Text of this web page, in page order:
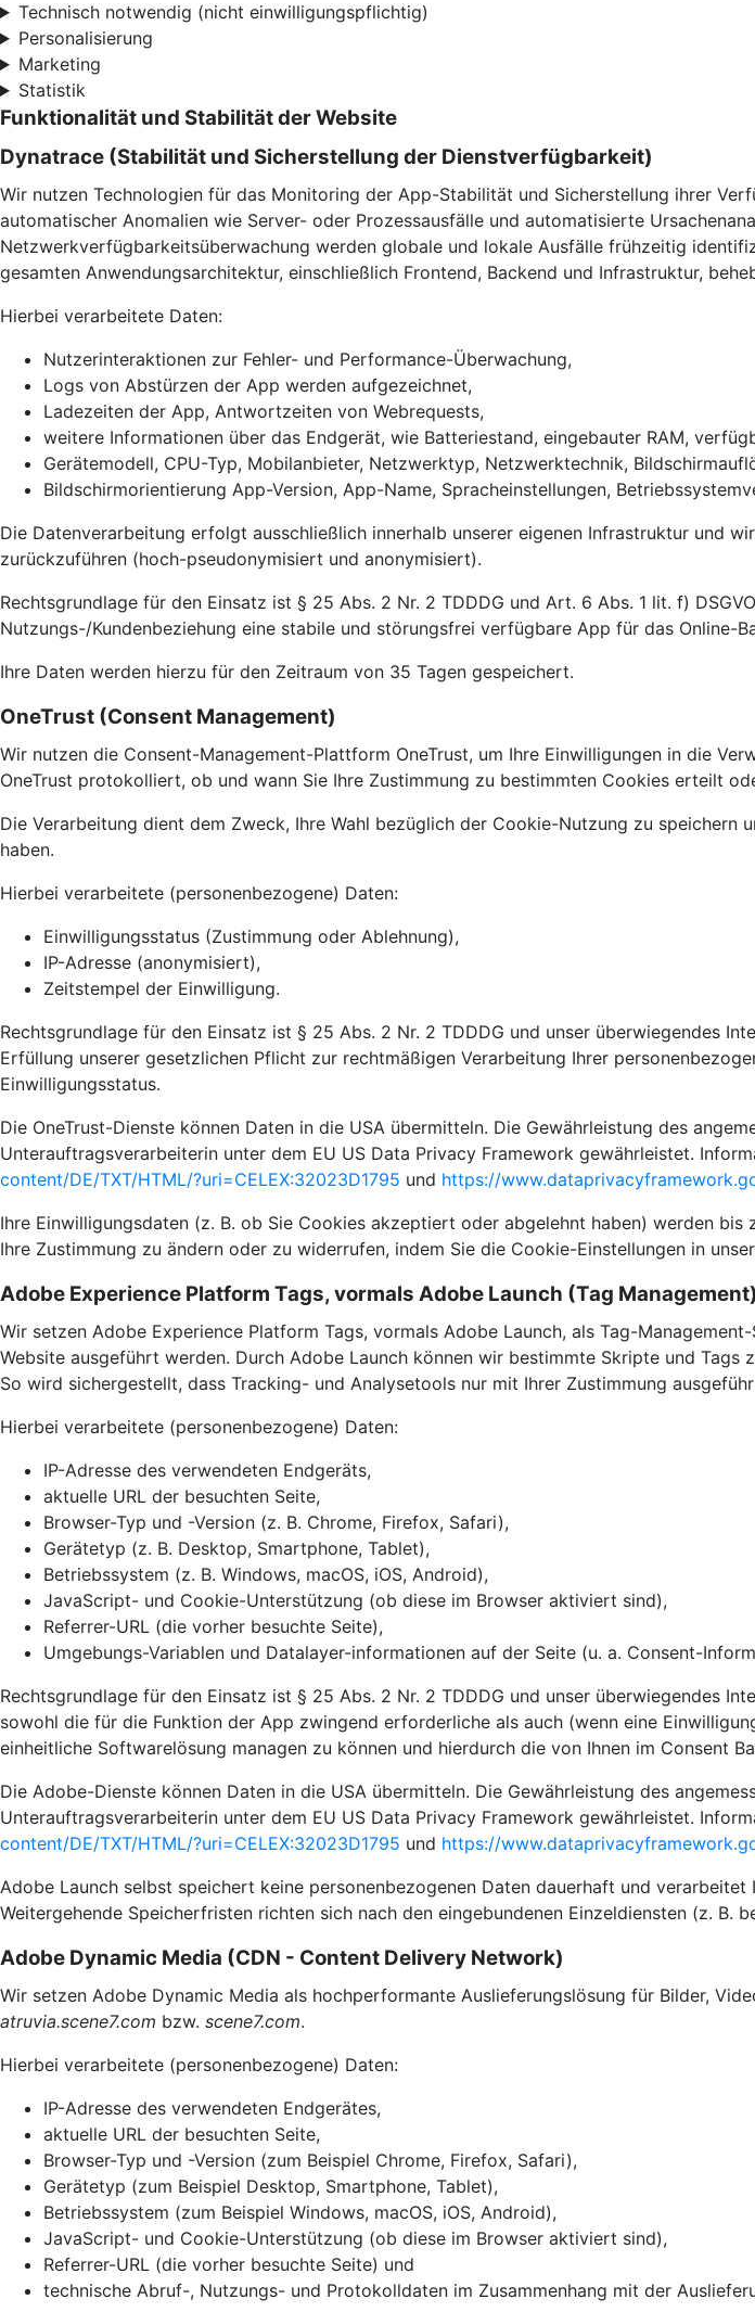
Technisch notwendig (nicht einwilligungspflichtig)
Personalisierung
Marketing
Statistik
Funktionalität und Stabilität der Website
Dynatrace (Stabilität und Sicherstellung der Dienstverfügbarkeit)
Wir nutzen Technologien für das Monitoring der App-Stabilität und Sicherstellung ihrer
automatischer Anomalien wie Server- oder Prozessausfälle und automatisierte
Netzwerkverfügbarkeitsüberwachung werden globale und lokale Ausfälle frühzeitig
gesamten Anwendungsarchitektur, einschließlich Frontend, Backend und Infrastruktur,
Hierbei verarbeitete Daten:
Nutzerinteraktionen zur Fehler- und Performance-Überwachung,
Logs von Abstürzen der App werden aufgezeichnet,
Ladezeiten der App, Antwortzeiten von Webrequests,
weitere Informationen über das Endgerät, wie Batteriestand, eingebauter RAM,
Gerätemodell, CPU-Typ, Mobilanbieter, Netzwerktyp, Netzwerktechnik,
Bildschirmorientierung App-Version, App-Name, Spracheinstellungen,
Die Datenverarbeitung erfolgt ausschließlich innerhalb unserer eigenen Infrastruktur und
zurückzuführen (hoch-pseudonymisiert und anonymisiert).
Rechtsgrundlage für den Einsatz ist § 25 Abs. 2 Nr. 2 TDDDG und Art. 6 Abs. 1 lit. f)
Nutzungs-/Kundenbeziehung eine stabile und störungsfrei verfügbare App für das Online-
Ihre Daten werden hierzu für den Zeitraum von 35 Tagen gespeichert.
OneTrust (Consent Management)
Wir nutzen die Consent-Management-Plattform OneTrust, um Ihre Einwilligungen in die
OneTrust protokolliert, ob und wann Sie Ihre Zustimmung zu bestimmten Cookies erteilt
Die Verarbeitung dient dem Zweck, Ihre Wahl bezüglich der Cookie-Nutzung zu
haben.
Hierbei verarbeitete (personenbezogene) Daten:
Einwilligungsstatus (Zustimmung oder Ablehnung),
IP-Adresse (anonymisiert),
Zeitstempel der Einwilligung.
Rechtsgrundlage für den Einsatz ist § 25 Abs. 2 Nr. 2 TDDDG und unser überwiegendes
Erfüllung unserer gesetzlichen Pflicht zur rechtmäßigen Verarbeitung Ihrer
Einwilligungsstatus.
Die OneTrust-Dienste können Daten in die USA übermitteln. Die Gewährleistung des
Unterauftragsverarbeiterin unter dem EU US Data Privacy Framework gewährleistet.
content/DE/TXT/HTML/?uri=CELEX:32023D1795 und https://
Ihre Einwilligungsdaten (z. B. ob Sie Cookies akzeptiert oder abgelehnt haben) werden
Ihre Zustimmung zu ändern oder zu widerrufen, indem Sie die Cookie-Einstellungen in
Adobe Experience Platform Tags, vormals Adobe Launch (Tag Management)
Wir setzen Adobe Experience Platform Tags, vormals Adobe Launch, als Tag-
Website ausgeführt werden. Durch Adobe Launch können wir bestimmte Skripte und
So wird sichergestellt, dass Tracking- und Analysetools nur mit Ihrer Zustimmung
Hierbei verarbeitete (personenbezogene) Daten:
IP-Adresse des verwendeten Endgeräts,
aktuelle URL der besuchten Seite,
Browser-Typ und -Version (z. B. Chrome, Firefox, Safari),
Gerätetyp (z. B. Desktop, Smartphone, Tablet),
Betriebssystem (z. B. Windows, macOS, iOS, Android),
JavaScript- und Cookie-Unterstützung (ob diese im Browser aktiviert sind),
Referrer-URL (die vorher besuchte Seite),
Umgebungs-Variablen und Datalayer-informationen auf der Seite (u. a. Consent-
Rechtsgrundlage für den Einsatz ist § 25 Abs. 2 Nr. 2 TDDDG und unser überwiegendes
sowohl die für die Funktion der App zwingend erforderliche als auch (wenn eine
einheitliche Softwarelösung managen zu können und hierdurch die von Ihnen im Consent
Die Adobe-Dienste können Daten in die USA übermitteln. Die Gewährleistung des
Unterauftragsverarbeiterin unter dem EU US Data Privacy Framework gewährleistet.
content/DE/TXT/HTML/?uri=CELEX:32023D1795 und https://
Adobe Launch selbst speichert keine personenbezogenen Daten dauerhaft und
Weitergehende Speicherfristen richten sich nach den eingebundenen Einzeldiensten (z. B.
Adobe Dynamic Media (CDN - Content Delivery Network)
Wir setzen Adobe Dynamic Media als hochperformante Auslieferungslösung für Bilder,
atruvia.scene7.com bzw. scene7.com.
Hierbei verarbeitete (personenbezogene) Daten:
IP-Adresse des verwendeten Endgerätes,
aktuelle URL der besuchten Seite,
Browser-Typ und -Version (zum Beispiel Chrome, Firefox, Safari),
Gerätetyp (zum Beispiel Desktop, Smartphone, Tablet),
Betriebssystem (zum Beispiel Windows, macOS, iOS, Android),
JavaScript- und Cookie-Unterstützung (ob diese im Browser aktiviert sind),
Referrer-URL (die vorher besuchte Seite) und
technische Abruf-, Nutzungs- und Protokolldaten im Zusammenhang mit der